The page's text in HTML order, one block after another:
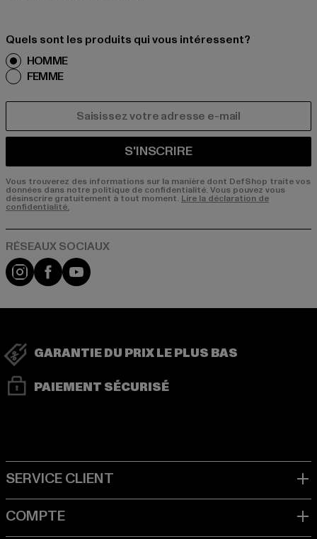
Quels sont les produits qui vous intéressent?
HOMME
FEMME
S'INSCRIRE
Vous trouverez des informations sur la manière dont DefShop traite vos
données dans notre politique de confidentialité. Vous pouvez vous
désinscrire gratuitement à tout moment. Lire la déclaration de
confidentialité.
Visit our Instagram page:
Visit our Facebook page:
Visit our YouTube channel:
GARANTIE DU PRIX LE PLUS BAS
PAIEMENT SÉCURISÉ